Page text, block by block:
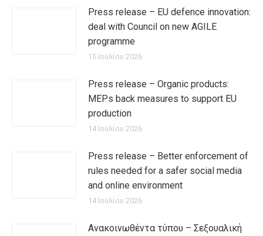
Press release – EU defence innovation:
deal with Council on new AGILE
programme
15 Ιουλίου 2026
Press release – Organic products:
MEPs back measures to support EU
production
14 Ιουλίου 2026
Press release – Better enforcement of
rules needed for a safer social media
and online environment
14 Ιουλίου 2026
Ανακοινωθέντα τύπου – Σεξουαλική